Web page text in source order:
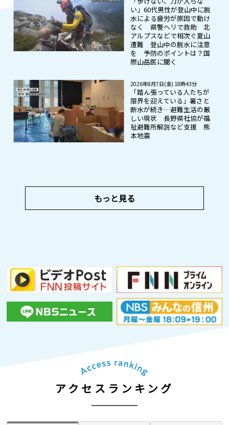
い」60代男性が登山中に脱
水による疲労が原因で動け
なく 県警ヘリで救助 北
アルプスなどで相次ぐ夏山
遭難 登山中の脱水に注意
を 予防のポイントは？国
際山岳医に聞く
2026年8月7日(金) 18時43分
「踏ん張っている人たちが
限界を迎えている」暑さと
断水が続き…避難生活の厳
しい現状 長野県社協が福
祉避難所解説など支援 熊
本地震
もっと見る
アクセスランキング